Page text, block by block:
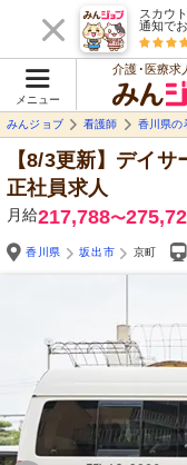
スカウ
通知で
メニュー
介護･医療求
みんジョブ
看護師 香川県の
【8/3更新】デイ
正社員求人
月給217,788〜
香川県
坂出市 京町